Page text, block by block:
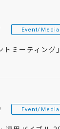
Event/Media
トミーティング
Event/Media